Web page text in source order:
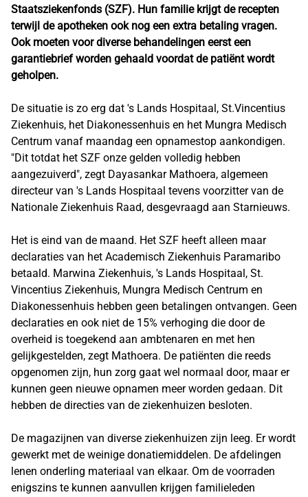
Staatsziekenfonds (SZF). Hun familie krijgt de recepten
terwijl de apotheken ook nog een extra betaling vragen.
Ook moeten voor diverse behandelingen eerst een
garantiebrief worden gehaald voordat de patiënt wordt
geholpen.
De situatie is zo erg dat 's Lands Hospitaal, St.Vincentius
Ziekenhuis, het Diakonessenhuis en het Mungra Medisch
Centrum vanaf maandag een opnamestop aankondigen.
"Dit totdat het SZF onze gelden volledig hebben
aangezuiverd", zegt Dayasankar Mathoera, algemeen
directeur van 's Lands Hospitaal tevens voorzitter van de
Nationale Ziekenhuis Raad, desgevraagd aan Starnieuws.
Het is eind van de maand. Het SZF heeft alleen maar
declaraties van het Academisch Ziekenhuis Paramaribo
betaald. Marwina Ziekenhuis, 's Lands Hospitaal, St.
Vincentius Ziekenhuis, Mungra Medisch Centrum en
Diakonessenhuis hebben geen betalingen ontvangen. Geen
declaraties en ook niet de 15% verhoging die door de
overheid is toegekend aan ambtenaren en met hen
gelijkgestelden, zegt Mathoera. De patiënten die reeds
opgenomen zijn, hun zorg gaat wel normaal door, maar er
kunnen geen nieuwe opnamen meer worden gedaan. Dit
hebben de directies van de ziekenhuizen besloten.
De magazijnen van diverse ziekenhuizen zijn leeg. Er wordt
gewerkt met de weinige donatiemiddelen. De afdelingen
lenen onderling materiaal van elkaar. Om de voorraden
enigszins te kunnen aanvullen krijgen familieleden